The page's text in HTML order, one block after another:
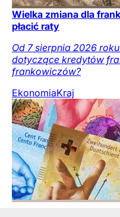
Wielka zmiana dla
płacić raty
Od 7 sierpnia 2026
dotyczące kredytów
frankowiczów?
EkonomiaKraj